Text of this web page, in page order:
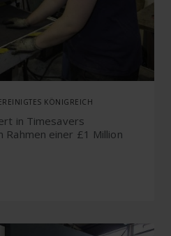
KÖNIGREICH
in Timesavers
Rahmen einer £1 Million